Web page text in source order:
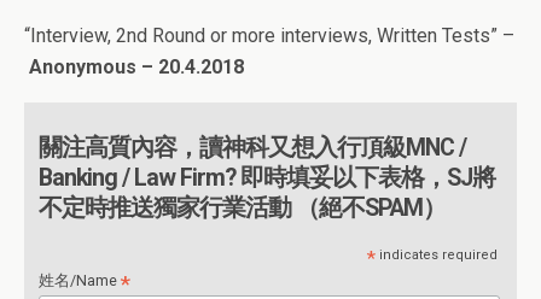
“Interview, 2nd Round or more interviews, Written Tests” –
Anonymous – 20.4.2018
關注高質內容，讀神科又想入行頂級MNC /
Banking / Law Firm? 即時填妥以下表格，SJ將
不定時推送獨家行業活動 （絕不SPAM）
* indicates required
姓名/Name*